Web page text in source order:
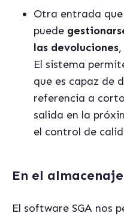
Otra entrada
puede
las devoluciones
El sistema
que es capaz de
referencia a
salida en la
el control de
En el
El software SGA nos